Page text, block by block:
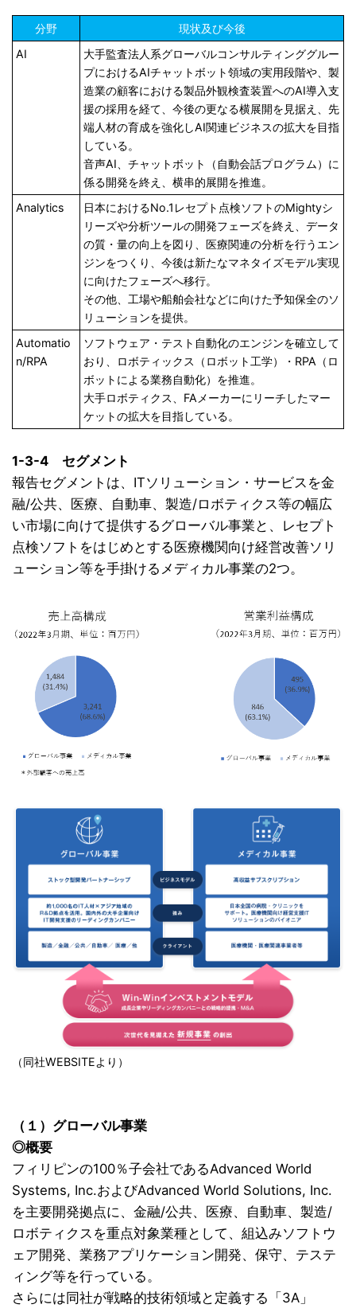
分野
現状及び今後
AI
大手監査法人系グローバルコンサルティンググルー
プにおけるAIチャットボット領域の実用段階や、製
造業の顧客における製品外観検査装置へのAI導入支
援の採用を経て、今後の更なる横展開を見据え、先
端人材の育成を強化しAI関連ビジネスの拡大を目指
している。
音声AI、チャットボット（自動会話プログラム）に
係る開発を終え、横串的展開を推進。
Analytics
日本におけるNo.1レセプト点検ソフトのMightyシ
リーズや分析ツールの開発フェーズを終え、データ
の質・量の向上を図り、医療関連の分析を行うエン
ジンをつくり、今後は新たなマネタイズモデル実現
に向けたフェーズへ移行。
その他、工場や船舶会社などに向けた予知保全のソ
リューションを提供。
Automatio
n/RPA
ソフトウェア・テスト自動化のエンジンを確立して
おり、ロボティックス（ロボット工学）・RPA（ロ
ボットによる業務自動化）を推進。
大手ロボティクス、FAメーカーにリーチしたマー
ケットの拡大を目指している。
1-3-4 セグメント
報告セグメントは、ITソリューション・サービスを金
融/公共、医療、自動車、製造/ロボティクス等の幅広
い市場に向けて提供するグローバル事業と、レセプト
点検ソフトをはじめとする医療機関向け経営改善ソリ
ューション等を手掛けるメディカル事業の2つ。
（同社WEBSITEより）
（１）グローバル事業
◎概要
フィリピンの100％子会社であるAdvanced World
Systems, Inc.およびAdvanced World Solutions, Inc.
を主要開発拠点に、金融/公共、医療、自動車、製造/
ロボティクスを重点対象業種として、組込みソフトウ
ェア開発、業務アプリケーション開発、保守、テステ
ィング等を行っている。
さらには同社が戦略的技術領域と定義する「3A」